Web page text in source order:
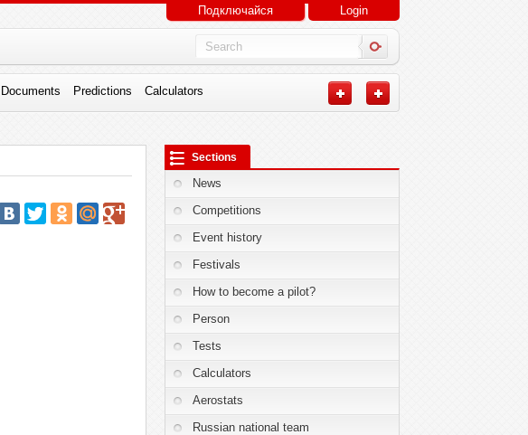
Подключайся Login
Documents Predictions Calculators
Sections
News
Competitions
Event history
Festivals
How to become a pilot?
Person
Tests
Calculators
Aerostats
Russian national team